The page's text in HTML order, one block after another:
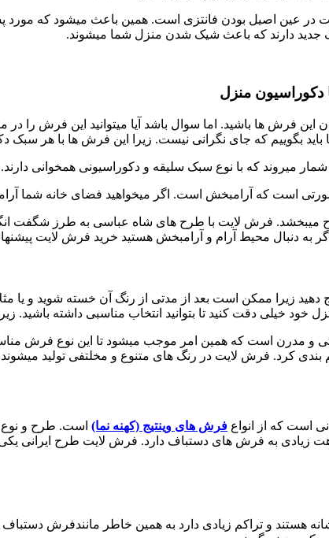
عین اصیل بودن فانتزی است. همین باعث میشود که مورد
دارند که باعث شیک شدن منزل شما میشوند.
منزل
این فرش ها باشید. اما سوال باشد آیا میتوانید این فرش را
بگوییم که جای نگرانی نیست. زیرا این فرش ها با هر سبک
میروند که با نوع سبک سلیقه و دکوراسیونی همخوانی دارند.
است که آرامبخش است. اگر میخواهید فضای خانه شما
میبخشد. فرش لایت با طرح های شاه عباسی به طرز شگفت
به دنبال محیط آرام و آرامبخش هستید خرید فرش لایت
زیرا ممکن است بعد از مدتی از رنگ آن خسته شوید و یا
خود خیلی دقت کنید تا بتوانید انتخاب مناسبی داشته
مدرن است که همین امر موجب میشود تا این نوع فرش
کرد. فرش لایت در رنگ های متنوع و مخلتفی تولید
است که از انواع فرش های وینتیج (کهنه نما) است. طرح و نوع
به فرش های دستباف دارد. فرش لایت طرح ایرانی